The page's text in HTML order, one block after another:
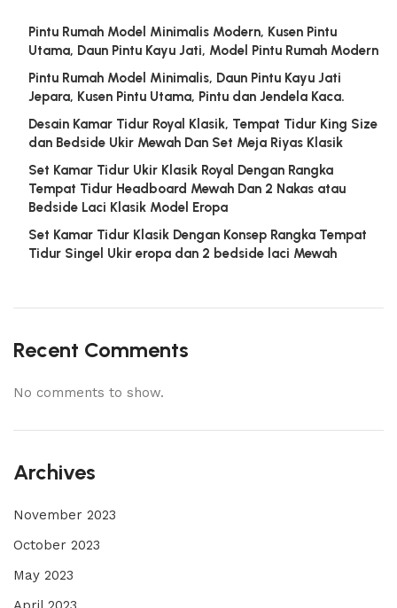
Pintu Rumah Model Minimalis Modern, Kusen Pintu
Utama, Daun Pintu Kayu Jati, Model Pintu Rumah Modern
Pintu Rumah Model Minimalis, Daun Pintu Kayu Jati
Jepara, Kusen Pintu Utama, Pintu dan Jendela Kaca.
Desain Kamar Tidur Royal Klasik, Tempat Tidur King Size
dan Bedside Ukir Mewah Dan Set Meja Riyas Klasik
Set Kamar Tidur Ukir Klasik Royal Dengan Rangka
Tempat Tidur Headboard Mewah Dan 2 Nakas atau
Bedside Laci Klasik Model Eropa
Set Kamar Tidur Klasik Dengan Konsep Rangka Tempat
Tidur Singel Ukir eropa dan 2 bedside laci Mewah
Recent Comments
No comments to show.
Archives
November 2023
October 2023
May 2023